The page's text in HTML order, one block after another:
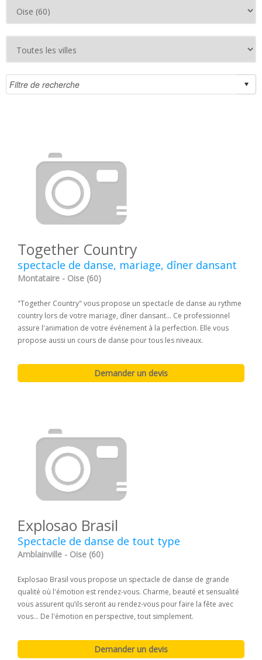
Together Country
spectacle de danse, mariage, dîner dansant
Montataire - Oise (60)
"Together Country" vous propose un spectacle de danse au rythme
country lors de votre mariage, dîner dansant... Ce professionnel
assure l'animation de votre événement à la perfection. Elle vous
propose aussi un cours de danse pour tous les niveaux.
Explosao Brasil
Spectacle de danse de tout type
Amblainville - Oise (60)
Explosao Brasil vous propose un spectacle de danse de grande
qualité où l'émotion est rendez-vous. Charme, beauté et sensualité
vous assurent qu’ils seront au rendez-vous pour faire la fête avec
vous… De l'émotion en perspective, tout simplement.